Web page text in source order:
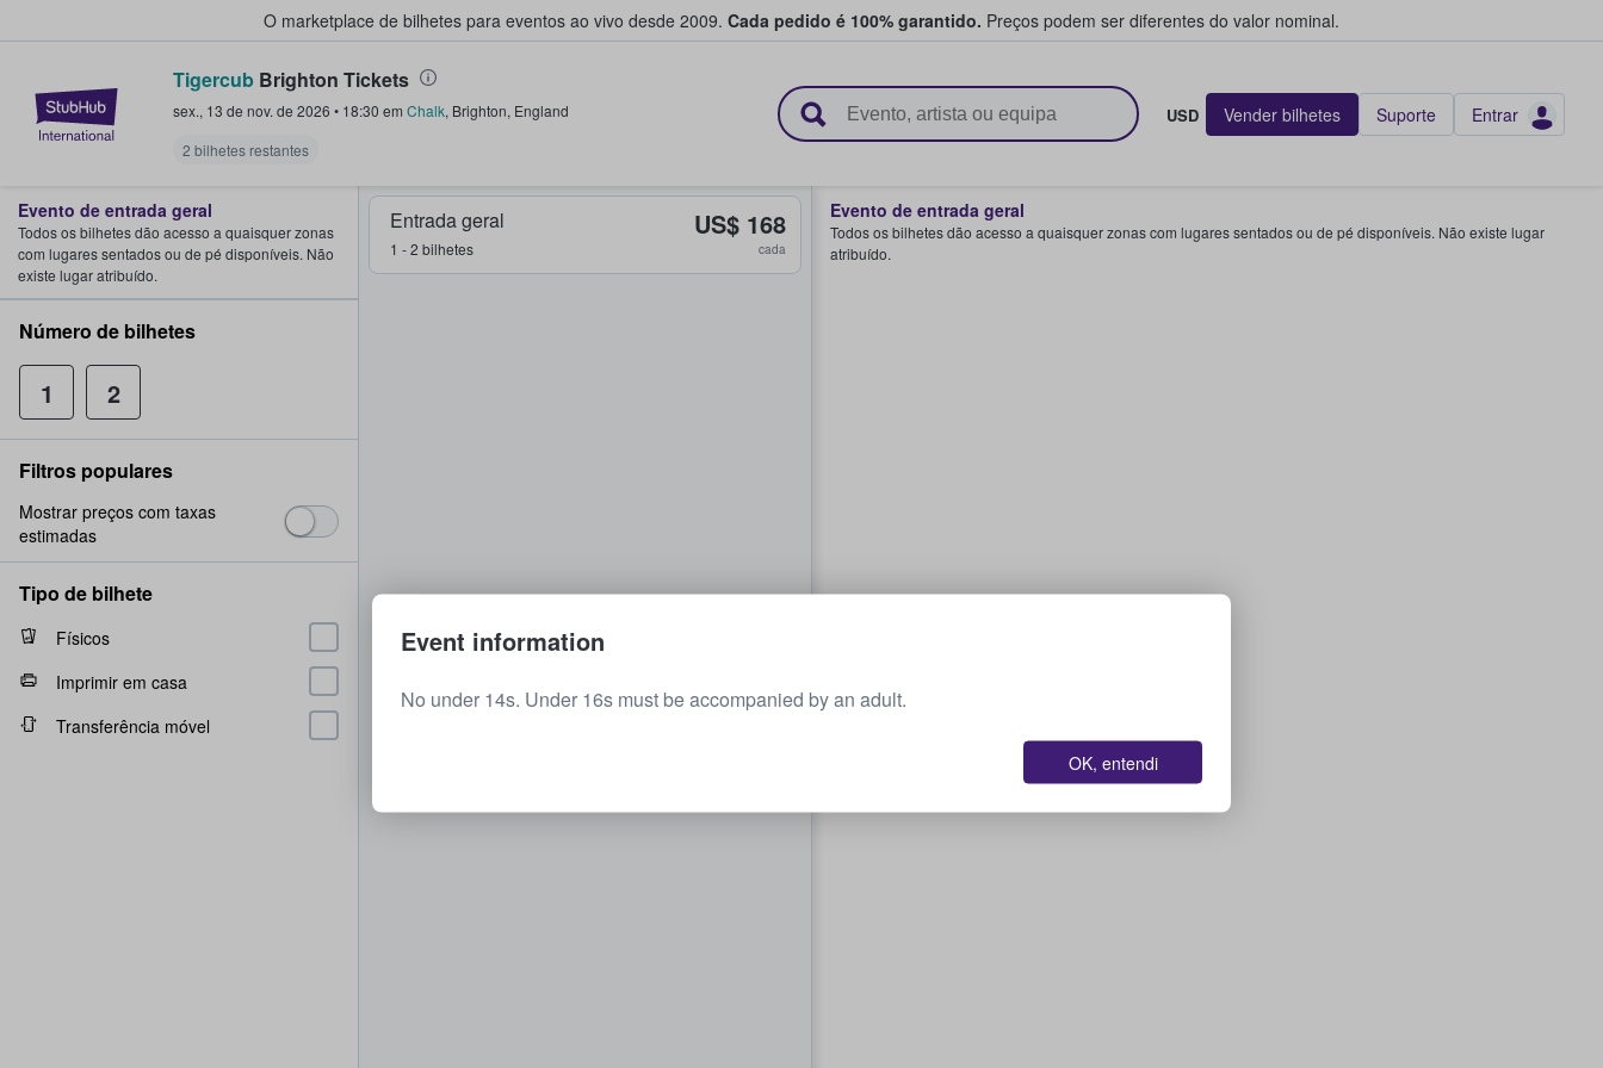
O marketplace de bilhetes para eventos ao vivo desde 2009. Cada pedido é 100% garantido. Preços podem ser diferentes do valor nominal.
StubHub – onde os fãs compram e vendem bilhetes
Tigercub Brighton Tickets
sex., 13 de nov. de 2026 • 18:30 em Chalk, Brighton, England
2 bilhetes restantes
USD Vender bilhetes Suporte Entrar
Entrada geral
1 - 2 bilhetes
US$ 168
cada
Evento de entrada geral
Todos os bilhetes dão acesso a quaisquer zonas com lugares sentados ou de pé disponíveis. Não existe lugar
atribuído.
Evento de entrada geral
Todos os bilhetes dão acesso a quaisquer zonas
com lugares sentados ou de pé disponíveis. Não
existe lugar atribuído.
Número de bilhetes
1 2
Filtros populares
Mostrar preços com taxas
estimadas
Tipo de bilhete
Físicos
Imprimir em casa
Transferência móvel
Event information
No under 14s. Under 16s must be accompanied by an adult.
OK, entendi